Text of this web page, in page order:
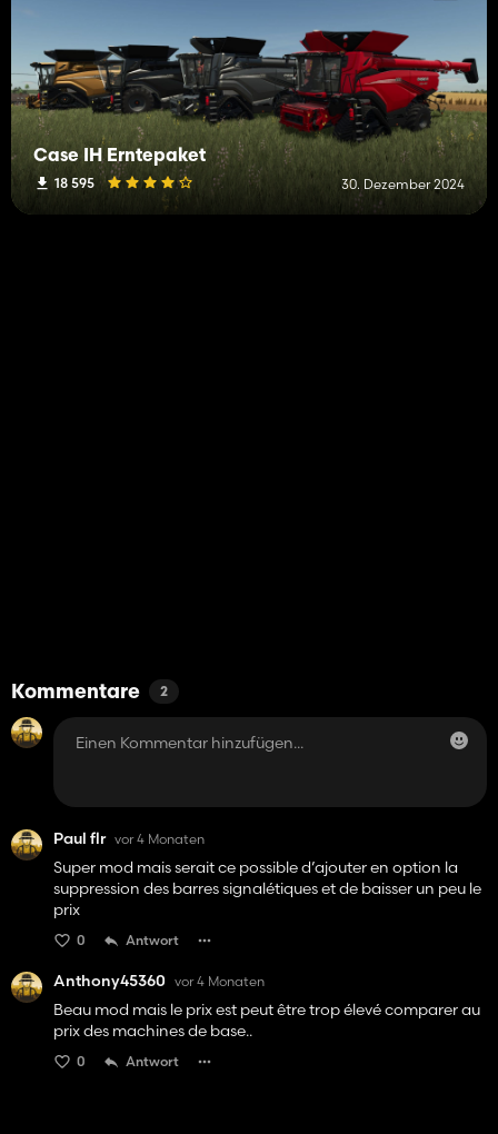
Case IH Erntepaket
18 595 30. Dezember 2024
Kommentare 2
Paul flr vor 4 Monaten
Super mod mais serait ce possible d’ajouter en option la
suppression des barres signalétiques et de baisser un peu le
prix
0 Antwort
Anthony45360 vor 4 Monaten
Beau mod mais le prix est peut être trop élevé comparer au
prix des machines de base..
0 Antwort